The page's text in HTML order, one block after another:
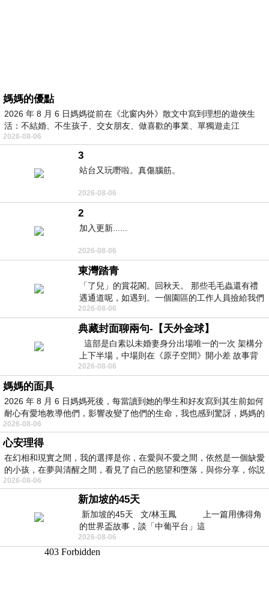
媽媽的優點
2026 年 8 月 6 日媽媽從前在《北窗內外》散文中寫到理想的遊俠生
活：不結婚、不生孩子、交女朋友、做喜歡的事業、單獨遊走江
湖⋯⋯，
2026-08-06
3
站台又玩嘢啦。真傷腦筋。
2026-08-06
2
加入更新......
2026-08-06
東灣踏青
「了兒」的賞花閣。回秋天。 那些毛毛蟲還有禮
遇通道呢，如遇到。一個園區的工作人員撿給我們
細賞。
2026-08-06
典藏封面聊兩句-【天外金球】
這部是白素以未婚妻身分出場唯一的一次 架構分
上下半場，中場則在《原子空間》開小差 故事背
景影射西藏境外流亡 地下組織
2026-08-06
媽媽的面具
2026 年 8 月 6 日媽媽死後，每當讀到她的學生和好友寫到其生前如何
耐心有愛地教導他們，影響改變了他們的生命，我也感到驚訝，媽媽的
2026-08-06
心安理得
在幻相和現實之間，我的選擇是你，在愛與不愛之間，依然是一個缺愛
的小孩，在夢與清醒之間，看見了自己的慾望和墮落，與你分享，你説
2026-08-06
新加坡的45天
新加坡的45天 文/林玉鳳 上一篇用佛得角
的世界盃故事，談「中葡平台」這
2026-08-06